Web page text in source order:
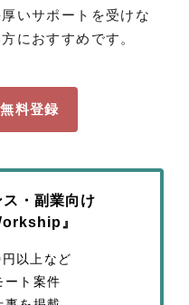
いサポートを受けな
におすすめです。
料登録
・副業向け
』
以上など
ート案件